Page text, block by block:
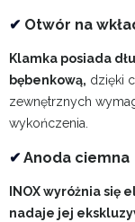
✔ Otwór na
Klamka posiada
bębenkową, dzięki
zewnętrznych
wykończenia.
✔ Anoda ciemna
INOX wyróżnia
nadaje jej